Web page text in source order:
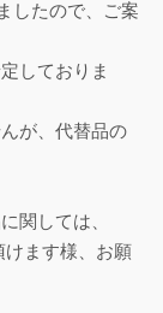
したので、ご案
しておりま
が、代替品の
関しては、
ます様、お願